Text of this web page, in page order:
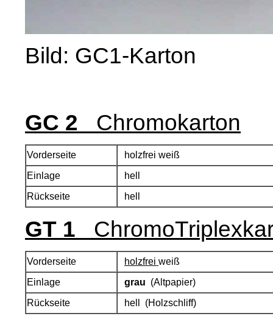
Bild: GC1-Karton
GC 2 Chromokarton
Vorderseite
holzfrei weiß
Einlage
hell
Rückseite
hell
GT 1
Vorderseite holzfrei weiß
Einlage
grau (Altpapier)
Rückseite
hell (Holzschliff)